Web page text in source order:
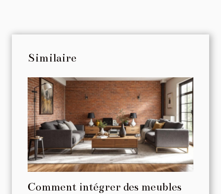
Similaire
Comment intégrer des meubles